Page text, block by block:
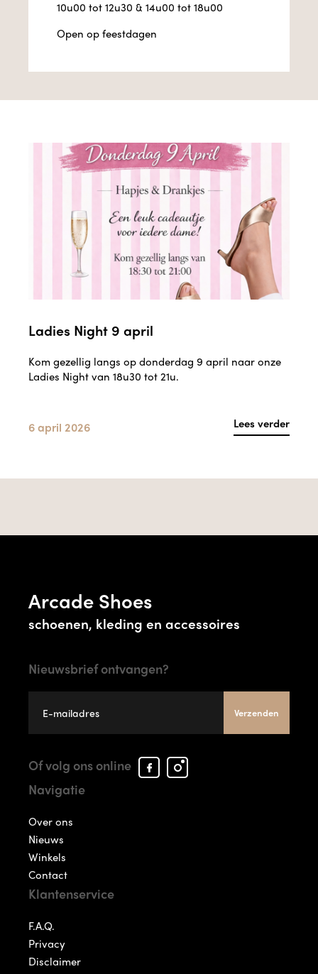
10u00 tot 12u30 & 14u00 tot 18u00
Open op feestdagen
Ladies Night 9 april
Kom gezellig langs op donderdag 9 april naar onze
Ladies Night van 18u30 tot 21u.
6 april 2026 Lees verder
Arcade Shoes
schoenen, kleding en accessoires
Nieuwsbrief ontvangen?
Verzenden
Of volg ons online Facebook
Arcade
Instagram
Arcade
Navigatie
Over ons
Nieuws
Winkels
Contact
Klantenservice
F.A.Q.
Privacy
Disclaimer